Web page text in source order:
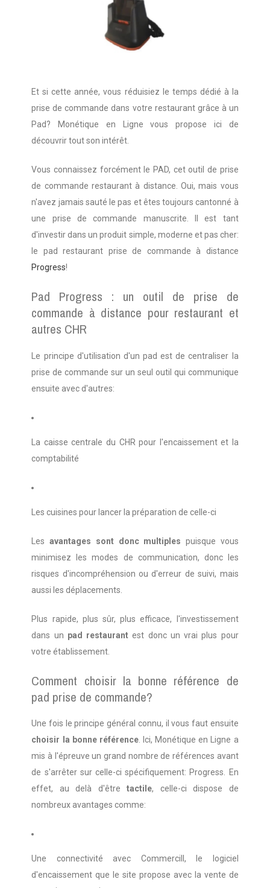
Et si cette année, vous réduisiez le temps dédié à la
prise de commande dans votre restaurant grâce à un
Pad? Monétique en Ligne vous propose ici de
découvrir tout son intérêt.
Vous connaissez forcément le PAD, cet outil de prise
de commande restaurant à distance. Oui, mais vous
n'avez jamais sauté le pas et êtes toujours cantonné à
une prise de commande manuscrite. Il est tant
d'investir dans un produit simple, moderne et pas cher:
Progress!
Pad Progress : un outil de prise de
commande à distance pour restaurant et
autres CHR
Le principe d'utilisation d'un pad est de centraliser la
prise de commande sur un seul outil qui communique
ensuite avec d'autres:
La caisse centrale du CHR pour l'encaissement et la
comptabilité
Les cuisines pour lancer la préparation de celle-ci
Les avantages sont donc multiples puisque vous
minimisez les modes de communication, donc les
risques d'incompréhension ou d'erreur de suivi, mais
aussi les déplacements.
Plus rapide, plus sûr, plus efficace, l'investissement
dans un pad restaurant est donc un vrai plus pour
votre établissement.
Comment choisir la bonne référence de
pad prise de commande?
choisir la bonne référence. Ici, Monétique en Ligne a
mis à l'épreuve un grand nombre de références avant
de s'arrêter sur celle-ci spécifiquement: Progress. En
effet, au delà d'être tactile, celle-ci dispose de
nombreux avantages comme:
Une connectivité avec Commercill, le logiciel
d'encaissement que le site propose avec la vente de